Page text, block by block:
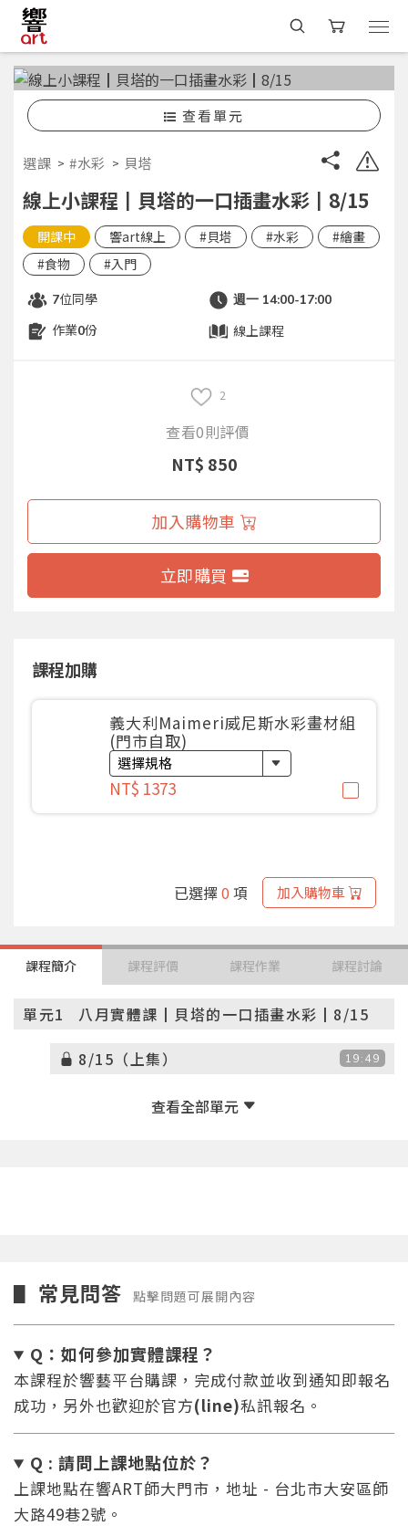
查看單元
選課 #水彩 貝塔
線上小課程┃貝塔的一口插畫水彩┃8/15
開課中 響art線上 #貝塔 #水彩
#繪畫
#食物
#入門
7位同學 週一 14:00-17:00
作業0份 線上課程
2
查看0則評價
NT$ 850
加入購物車
立即購買
課程加購
義大利Maimeri威尼斯水彩畫材組
(門市自取)
NT$ 1373
已選擇0 項 加入購物車
課程簡介 課程評價 課程作業 課程討論
單元1 八月實體課┃貝塔的一口插畫水彩┃8/15
8/15（上集） 19:49
8/15（下集）
▋ 常見問答 點擊問題可展開內容
Q：如何參加實體課程？
本課程於響藝平台購課，完成付款並收到通知即報名
成功，另外也歡迎於官方(line)私訊報名。
Q : 請問上課地點位於？
上課地點在響ART師大門市，地址 - 台北市大安區師
大路49巷2號。